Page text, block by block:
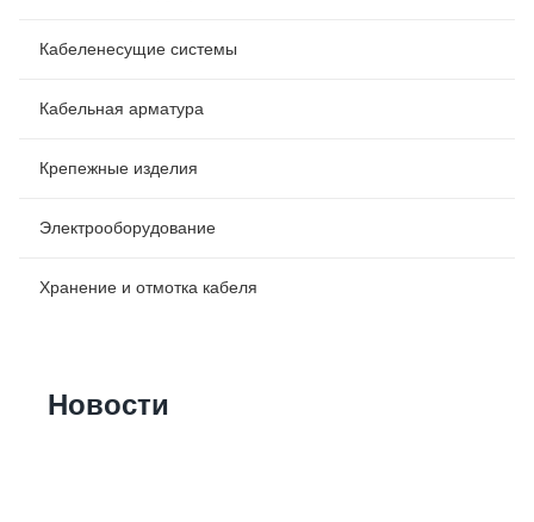
Кабеленесущие системы
Кабельная арматура
Крепежные изделия
Электрооборудование
Хранение и отмотка кабеля
Новости